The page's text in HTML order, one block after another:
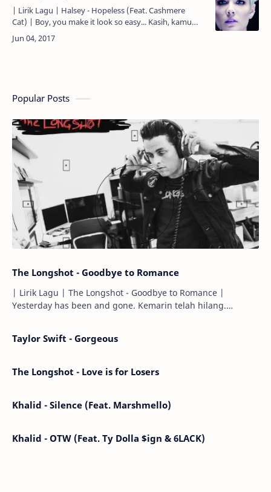
| Lirik Lagu | Halsey - Hopeless (Feat. Cashmere
Cat) | Boy, you make it look so easy... Kasih, kamu
membuatnya terlihat begitu mudah... Promise that
I'm gonn…
Popular Posts
The Longshot - Goodbye to Romance
| Lirik Lagu | The Longshot - Goodbye to Romance |
Yesterday has been and gone. Kemarin telah hilang.
Taylor Swift - Gorgeous
The Longshot - Love is for Losers
Khalid - Silence (Feat. Marshmello)
Khalid - OTW (Feat. Ty Dolla $ign & 6LACK)